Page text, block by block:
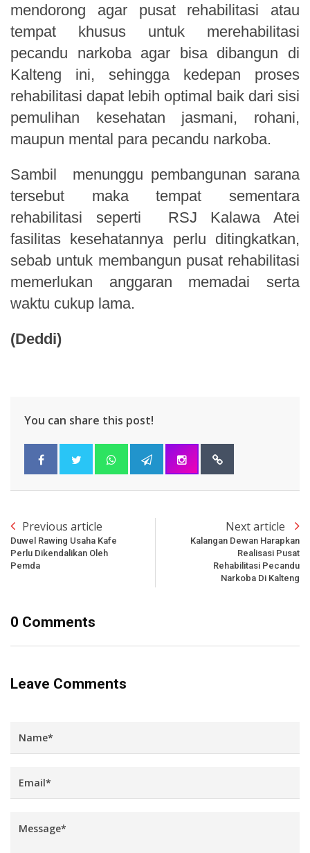
mendorong agar pusat rehabilitasi atau
tempat khusus untuk merehabilitasi
pecandu narkoba agar bisa dibangun di
Kalteng ini, sehingga kedepan proses
rehabilitasi dapat lebih optimal baik dari sisi
pemulihan kesehatan jasmani, rohani,
maupun mental para pecandu narkoba.
Sambil menunggu pembangunan sarana
tersebut maka tempat sementara
rehabilitasi seperti
RSJ Kalawa Atei
fasilitas kesehatannya perlu ditingkatkan,
sebab untuk membangun pusat rehabilitasi
memerlukan anggaran memadai serta
waktu cukup lama.
(Deddi)
You can share this post!
Previous article
Duwel Rawing Usaha Kafe
Perlu Dikendalikan Oleh
Pemda
Next article
Kalangan Dewan Harapkan
Realisasi Pusat
Rehabilitasi Pecandu
Narkoba Di Kalteng
0 Comments
Leave Comments